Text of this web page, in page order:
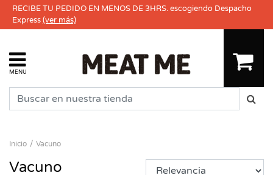
RECIBE TU PEDIDO EN MENOS DE 3HRS. escogiendo Despacho
Express(ver más)
MENU
Inicio Vacuno
Vacuno